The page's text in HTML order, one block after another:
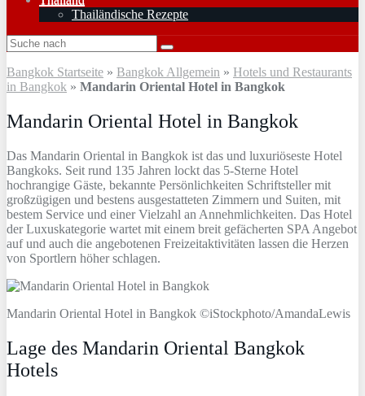
Thailändische Rezepte
Bangkok Startseite » Bangkok Allgemein » Hotels und Restaurants
in Bangkok » Mandarin Oriental Hotel in Bangkok
Mandarin Oriental Hotel in Bangkok
Das Mandarin Oriental in Bangkok ist das und luxuriöseste Hotel
Bangkoks. Seit rund 135 Jahren lockt das 5-Sterne Hotel
hochrangige Gäste, bekannte Persönlichkeiten Schriftsteller mit
großzügigen und bestens ausgestatteten Zimmern und Suiten, mit
bestem Service und einer Vielzahl an Annehmlichkeiten. Das Hotel
der Luxuskategorie wartet mit einem breit gefächerten SPA Angebot
auf und auch die angebotenen Freizeitaktivitäten lassen die Herzen
von Sportlern höher schlagen.
Mandarin Oriental Hotel in Bangkok ©iStockphoto/AmandaLewis
Lage des Mandarin Oriental Bangkok
Hotels